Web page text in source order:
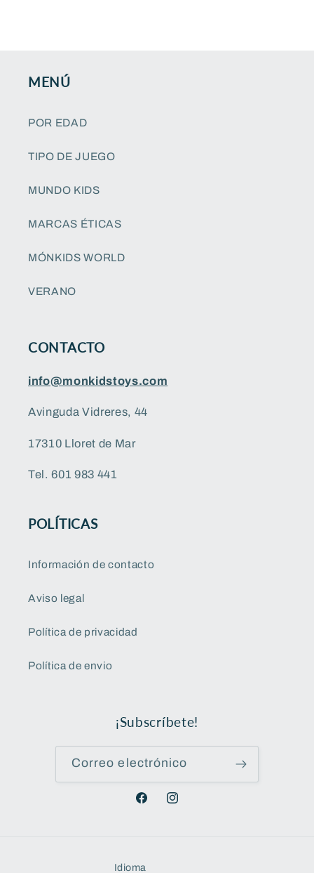
MENÚ
POR EDAD
TIPO DE JUEGO
MUNDO KIDS
MARCAS ÉTICAS
MÓNKIDS WORLD
VERANO
CONTACTO
info@monkidstoys.com
Avinguda Vidreres, 44
17310 Lloret de Mar
Tel. 601 983 441
POLÍTICAS
Información de contacto
Aviso legal
Política de privacidad
Política de envio
¡Subscríbete!
Correo electrónico
FacebookInstagram
Idioma